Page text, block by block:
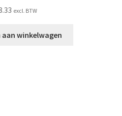
excl. BTW
aan winkelwagen